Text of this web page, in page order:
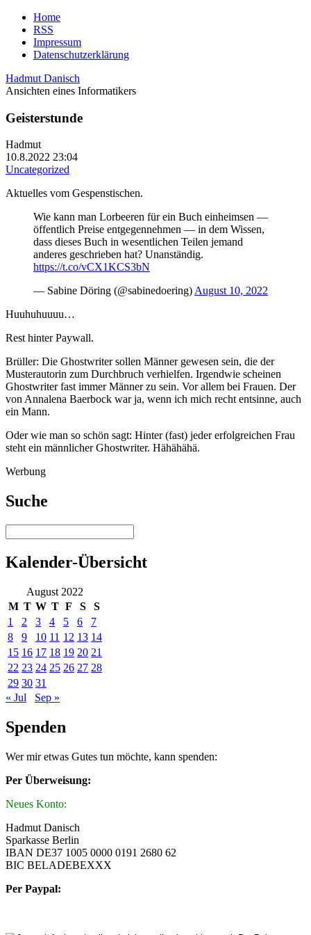
Home
RSS
Impressum
Datenschutzerklärung
Hadmut Danisch
Ansichten eines Informatikers
Geisterstunde
Hadmut
10.8.2022 23:04
Uncategorized
Aktuelles vom Gespenstischen.
Wie kann man Lorbeeren für ein Buch einheimsen —
öffentlich Preise entgegennehmen — in dem Wissen,
dass dieses Buch in wesentlichen Teilen jemand
anderes geschrieben hat? Unanständig.
https://t.co/vCX1KCS3bN
— Sabine Döring (@sabinedoering)August 10, 2022
Huuhuhuuuu…
Rest hinter Paywall.
Brüller: Die Ghostwriter sollen Männer gewesen sein, die der
Musterautorin zum Durchbruch verhielfen. Irgendwie scheinen
Ghostwriter fast immer Männer zu sein. Vor allem bei Frauen. Der
von Annalena Baerbock war ja, wenn ich mich recht entsinne, auch
ein Mann.
Oder wie man so schön sagt: Hinter (fast) jeder erfolgreichen Frau
steht ein männlicher Ghostwriter. Hähähähä.
Werbung
Suche
Kalender-Übersicht
August 2022
M T W T F S
S
1
2 3 4 5 6
7
8
9 10 11 12 13 14
15 16 17 18 19 20 21
22 23 24 25 26 27 28
29 30 31
« Jul
Sep »
Spenden
Wer mir etwas Gutes tun möchte, kann spenden:
Per Überweisung:
Neues Konto:
Hadmut Danisch
Sparkasse Berlin
IBAN DE37 1005 0000 0191 2680 62
BIC BELADEBEXXX
Per Paypal: